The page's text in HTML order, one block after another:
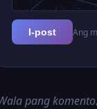
I-post Ang
pang